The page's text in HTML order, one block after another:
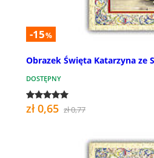
-15%
Obrazek Święta Katarzyna ze
DOSTĘPNY
zł 0,65 zł 0,77